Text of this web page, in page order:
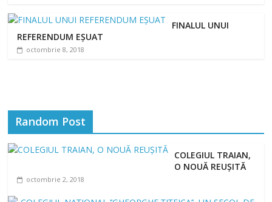
FINALUL UNUI
REFERENDUM EȘUAT
octombrie 8, 2018
Random Post
COLEGIUL TRAIAN,
O NOUĂ REUȘITĂ
octombrie 2, 2018